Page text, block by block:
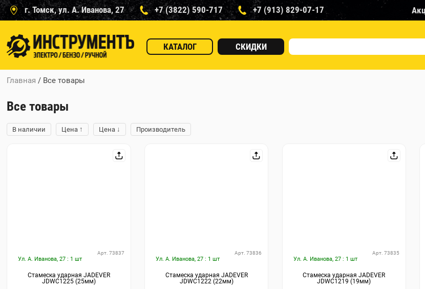
г. Томск, ул. А. Иванова, 27 +7 (3822) 590-717 +7 (913) 829-07-17
КАТАЛОГ СКИДКИ
Главная / Все товары
Все товары
В наличии Цена ↑ Цена ↓ Производитель
Ул. А. Иванова, 27 : 1 шт
Арт. 73837
Стамеска ударная JADEVER
JDWC1225 (25мм)
Ул. А. Иванова, 27 : 1 шт
Арт. 73836
Стамеска ударная JADEVER
JDWC1222 (22мм)
Ул. А. Иванова, 27 : 1 шт
Арт. 73835
Стамеска ударная JADEVER
JDWC1219 (19мм)